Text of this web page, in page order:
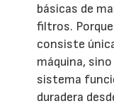
básicas de
filtros.
consiste
máquina,
sistema
duradera